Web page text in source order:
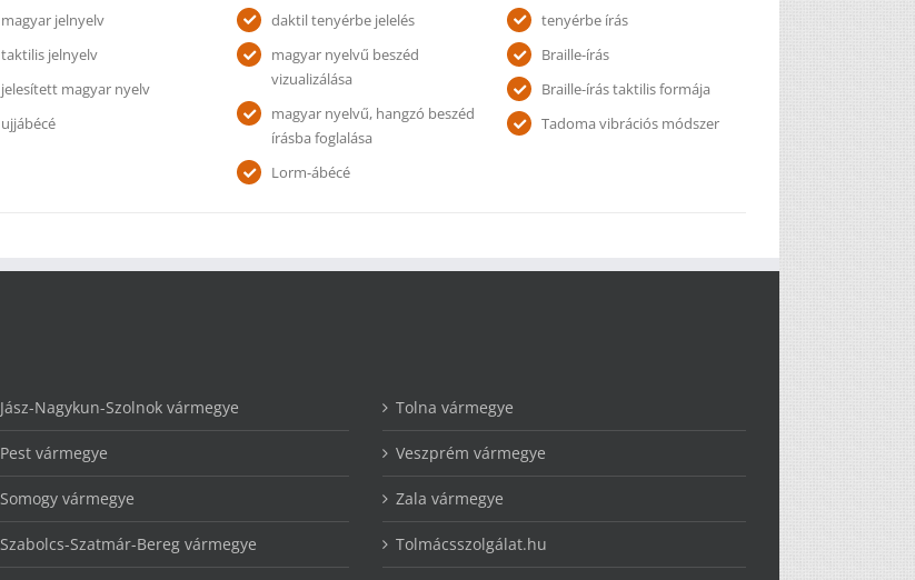
magyar jelnyelv
taktilis jelnyelv
jelesített magyar nyelv
ujjábécé
daktil tenyérbe jelelés
magyar nyelvű beszéd
vizualizálása
magyar nyelvű, hangzó beszéd
írásba foglalása
Lorm-ábécé
tenyérbe írás
Braille-írás
Braille-írás taktilis formája
Tadoma vibrációs módszer
Jász-Nagykun-Szolnok vármegye
Pest vármegye
Somogy vármegye
Szabolcs-Szatmár-Bereg vármegye
Tolna vármegye
Veszprém vármegye
Zala vármegye
Tolmácsszolgálat.hu